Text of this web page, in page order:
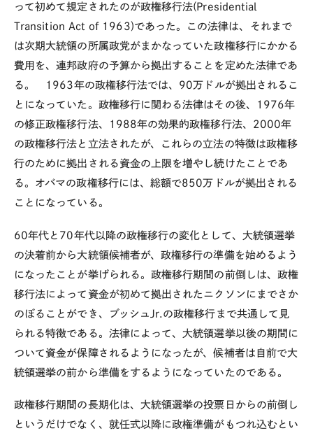
って初めて規定されたのが政権移行法(Presidential
Transition Act of 1963)であった。この法律は、それまで
は次期大統領の所属政党がまかなっていた政権移行にかかる
費用を、連邦政府の予算から拠出することを定めた法律であ
る。 1963年の政権移行法では、90万ドルが拠出されるこ
とになっていた。政権移行に関わる法律はその後、1976年
の修正政権移行法、1988年の効果的政権移行法、2000年
の政権移行法と立法されたが、これらの立法の特徴は政権移
行のために拠出される資金の上限を増やし続けたことであ
る。オバマの政権移行には、総額で850万ドルが拠出される
ことになっている。
60年代と70年代以降の政権移行の変化として、大統領選挙
の決着前から大統領候補者が、政権移行の準備を始めるよう
になったことが挙げられる。政権移行期間の前倒しは、政権
移行法によって資金が初めて拠出されたニクソンにまでさか
のぼることができ、ブッシュJr.の政権移行まで共通して見
られる特徴である。法律によって、大統領選挙以後の期間に
ついて資金が保障されるようになったが、候補者は自前で大
統領選挙の前から準備をするようになっていたのである。
政権移行期間の長期化は、大統領選挙の投票日からの前倒し
というだけでなく、就任式以降に政権準備がもつれ込むとい